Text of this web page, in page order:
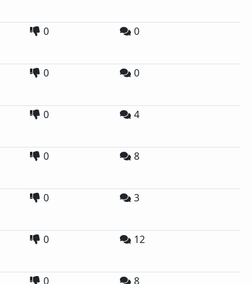
0 0
0 0
0 4
0 8
0 3
0 12
0 8